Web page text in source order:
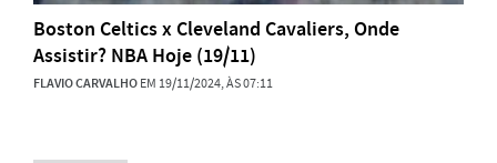
Boston Celtics x Cleveland Cavaliers, Onde
Assistir? NBA Hoje (19/11)
FLAVIO CARVALHOEM 19/11/2024, ÀS 07:11